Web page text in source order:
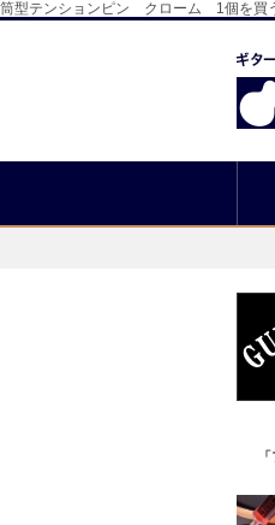
筒型テンションピン クローム 1個を買